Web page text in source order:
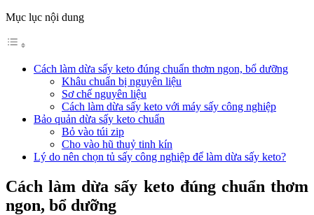
Mục lục nội dung
Cách làm dừa sấy keto đúng chuẩn thơm ngon, bổ dưỡng
Khâu chuẩn bị nguyên liệu
Sơ chế nguyên liệu
Cách làm dừa sấy keto với máy sấy công nghiệp
Bảo quản dừa sấy keto chuẩn
Bỏ vào túi zip
Cho vào hũ thuỷ tinh kín
Lý do nên chọn tủ sấy công nghiệp để làm dừa sấy keto?
Cách làm dừa sấy keto đúng chuẩn thơm
ngon, bổ dưỡng